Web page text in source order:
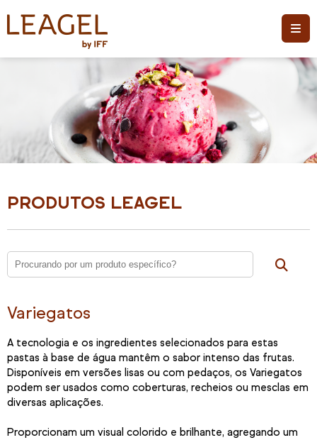
PRODUTOS LEAGEL
Variegatos
A tecnologia e os ingredientes selecionados para estas
pastas à base de água mantêm o sabor intenso das frutas.
Disponíveis em versões lisas ou com pedaços, os Variegatos
podem ser usados como coberturas, recheios ou mesclas em
diversas aplicações.
Proporcionam um visual colorido e brilhante, agregando um